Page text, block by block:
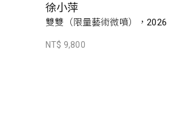
徐小萍
雙雙（限量藝術微噴），2026
NT$ 9,800